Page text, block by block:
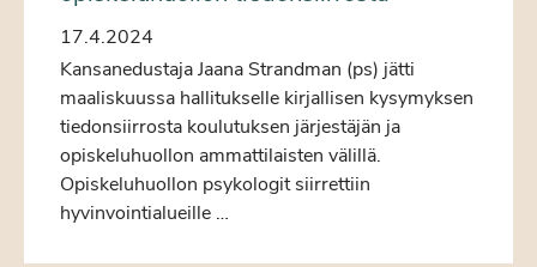
17.4.2024
Kansanedustaja Jaana Strandman (ps) jätti
maaliskuussa hallitukselle kirjallisen kysymyksen
tiedonsiirrosta koulutuksen järjestäjän ja
opiskeluhuollon ammattilaisten välillä.
Opiskeluhuollon psykologit siirrettiin
hyvinvointialueille …